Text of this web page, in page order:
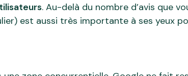
. Au-delà du nombre d’avis que
est aussi très importante à ses yeux